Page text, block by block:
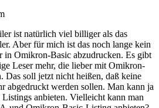
ist natürlich viel billiger als das
Aber für mich ist das noch lange kein
in Omikron-Basic abzudrucken. Es gibt
Leser mehr, die lieber mit Omikron-
Das soll jetzt nicht heißen, daß keine
abgedruckt werden sollen. Man kann ja
anbieten. Vielleicht kann man